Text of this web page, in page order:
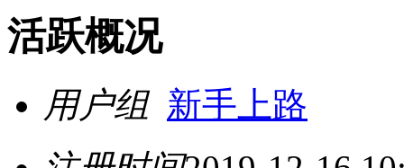
活跃概况
用户组 新手上路